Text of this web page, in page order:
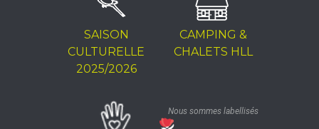
SAISON
CULTURELLE
2025/2026
CAMPING &
CHALETS HLL
Nous sommes labellisés